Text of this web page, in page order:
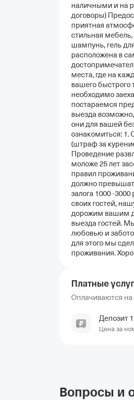
наличными и на
договоры)
приятная
стильная мебель,
шампунь, гель
расположена в
места, где на
вашего быстрого
необходимо
постараемся
выезда
они для вашей
ознакомиться: 1.
(штраф за
Проведение
моложе 25 лет
правил
должно
залога 1000 -
своих гостей,
дорожим вашим
выезда гостей.
любовью и
для этого мы
проживания.
Платные
Оплачиваются на
Депозит 1
Цена за
Вопросы и